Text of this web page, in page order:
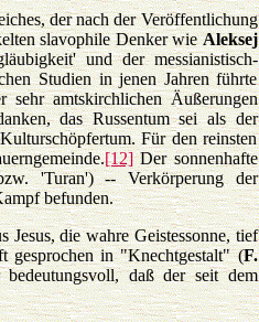
der nach der Veröffentlichung
slavophile Denker wieAleksej
und der messianistisch-
Studien in jenen Jahren führte
amtskirchlichen Äußerungen
das Russentum sei als der
Für den reinsten
[12]Der sonnenhafte
'Turan') -- Verkörperung der
befunden.
Jesus, die wahre Geistessonne, tief
gesprochen in "Knechtgestalt" (F.
daß der seit dem